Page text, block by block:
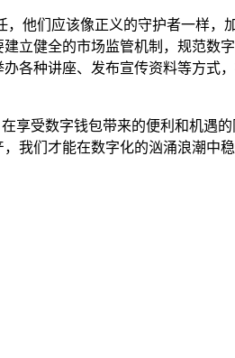
他们应该像正义的守护者一样
立健全的市场监管机制，规范数
各种讲座、发布宣传资料等方式
受数字钱包带来的便利和机遇
我们才能在数字化的汹涌浪潮中